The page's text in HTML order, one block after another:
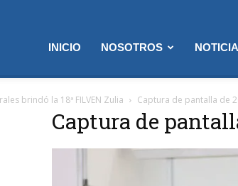
INICIO NOSOTROS
brindó la 18ª FILVEN Zulia Captura de pantalla de
Captura de